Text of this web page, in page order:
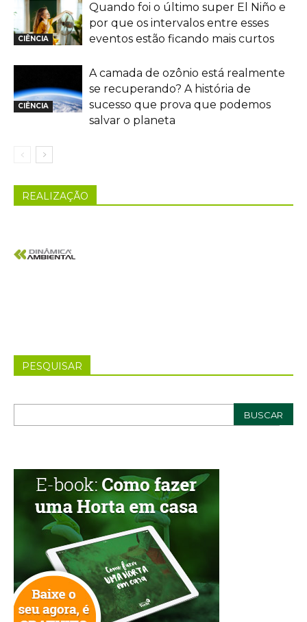
CIÊNCIA
Quando foi o último super El Niño e
por que os intervalos entre esses
eventos estão ficando mais curtos
CIÊNCIA
A camada de ozônio está realmente
se recuperando? A história de
sucesso que prova que podemos
salvar o planeta
REALIZAÇÃO
PESQUISAR